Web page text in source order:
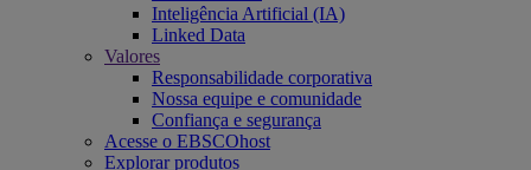
Inteligência Artificial (IA)
Linked Data
Valores
Responsabilidade corporativa
Nossa equipe e comunidade
Confiança e segurança
Acesse o EBSCOhost
Explorar produtos